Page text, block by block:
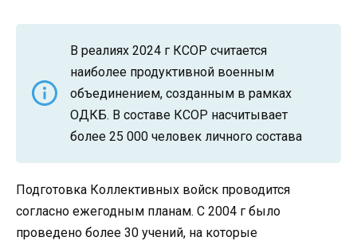
В реалиях 2024 г КСОР считается
наиболее продуктивной военным
объединением, созданным в рамках
ОДКБ. В составе КСОР насчитывает
более 25 000 человек личного состава
Подготовка Коллективных войск проводится
согласно ежегодным планам. С 2004 г было
проведено более 30 учений, на которые